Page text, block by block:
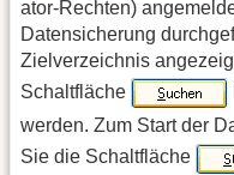
ator-Rechten)
Datensicherung
Zielverzeichnis
Schaltfläche
werden. Zum Start der
Sie die Schaltfläche